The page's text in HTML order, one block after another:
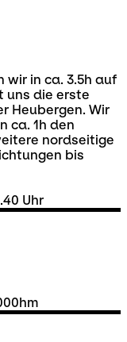
wir in ca. 3.5h auf
uns die erste
Heubergen. Wir
ca. 1h den
nordseitige
bis
Uhr